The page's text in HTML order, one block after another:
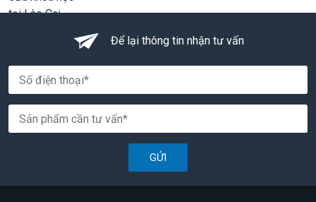
Để lại thông tin nhận tư vấn
GỬI